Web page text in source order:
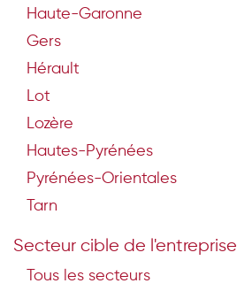
Haute-Garonne
Gers
Hérault
Lot
Lozère
Hautes-Pyrénées
Pyrénées-Orientales
Tarn
Secteur cible de l'entreprise
Tous les secteurs